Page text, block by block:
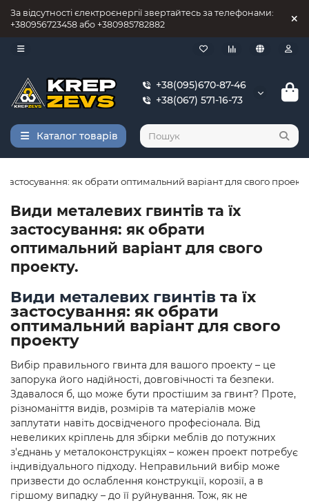
За відсутності єлектроєнергії звертайтесь за телефонами:
+380956723458 або +380985782882
+38(095)670-87-46
+38(067) 571-16-73
Каталог товарів
застосування: як обрати оптимальний варіант для свого
Види металевих гвинтів та їх
застосування: як обрати
оптимальний варіант для свого
проекту.
Види металевих гвинтів та їх
застосування: як обрати
оптимальний варіант для свого
проекту
Вибір правильного гвинта для вашого проекту – це
запорука його надійності, довговічності та безпеки.
Здавалося б, що може бути простішим за гвинт? Проте,
різноманіття видів, розмірів та матеріалів може
заплутати навіть досвідченого професіонала. Від
невеликих кріплень для збірки меблів до потужних
з'єднань у металоконструкціях – кожен проект потребує
індивідуального підходу. Неправильний вибір може
призвести до ослаблення конструкції, корозії, а в
гіршому випадку – до її руйнування. Тож, як не